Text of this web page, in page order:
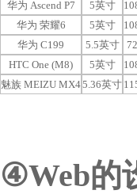
华为 Ascend P7
5英寸
华为 荣耀6
5英寸
华为 C199
5.5英寸
HTC One (M8)
5英寸
魅族 MEIZU MX45.36英寸
④Web的